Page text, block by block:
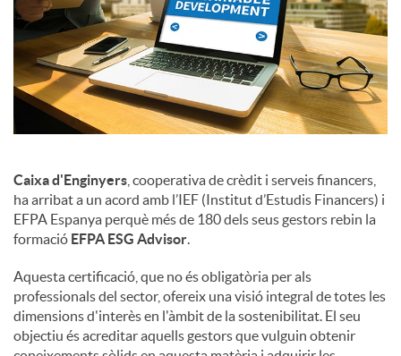
Caixa d'Enginyers , cooperativa de crèdit i serveis financers,
ha arribat a un acord amb l’IEF (Institut d’Estudis Financers) i
EFPA Espanya perquè més de 180 dels seus gestors rebin la
formació EFPA ESG Advisor.
Aquesta certificació, que no és obligatòria per als
professionals del sector, ofereix una visió integral de totes les
dimensions d'interès en l'àmbit de la sostenibilitat. El seu
objectiu és acreditar aquells gestors que vulguin obtenir